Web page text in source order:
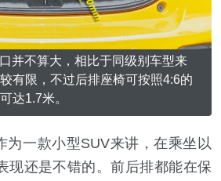
并不算大，相比于同级别车型来
有限，不过后排座椅可按照4:6的
达1.7米。
一款小型SUV来讲，在乘坐以
现还是不错的。前后排都能在保